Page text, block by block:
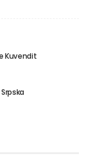
Kuvendit